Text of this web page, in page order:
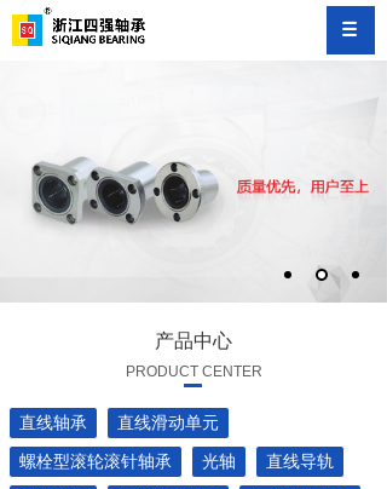
产品中心
PRODUCT CENTER
直线轴承
直线滑动单元
螺栓型滚轮滚针轴承
光轴
直线导轨